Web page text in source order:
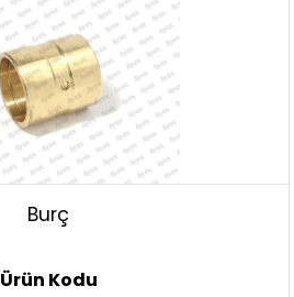
Burç
Ürün Kodu